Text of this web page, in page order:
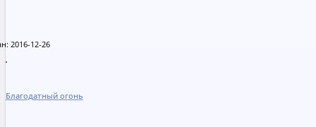
2016-12-26
Благодатный огонь